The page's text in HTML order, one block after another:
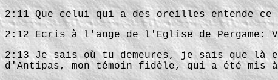
2:11 Que celui qui a des oreilles entende
2:12 Ecris à l'ange de l'Eglise de
2:13 Je sais où tu demeures, je sais que là
d'Antipas, mon témoin fidèle, qui a été mis à